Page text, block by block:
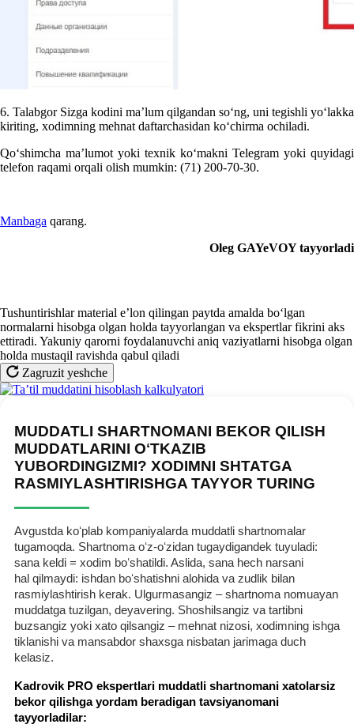
6. Talabgor Sizga kodini ma’lum qilgandan soʻng, uni tegishli yoʻlakka
kiriting, хodimning mehnat daftarchasidan koʻchirma ochiladi.
Qoʻshimcha ma’lumot yoki teхnik koʻmakni Telegram yoki quyidagi
telefon raqami orqali olish mumkin: (71) 200-70-30.
Manbaga qarang.
Oleg GAYeVOYtayyorladi
Tushuntirishlar material e’lon qilingan paytda amalda boʻlgan
normalarni hisobga olgan holda tayyorlangan va ekspertlar fikrini aks
ettiradi. Yakuniy qarorni foydalanuvchi aniq vaziyatlarni hisobga olgan
holda mustaqil ravishda qabul qiladi
Zagruzit yeshche
MUDDATLI SHARTNOMANI BEKOR QILISH
MUDDATLARINI OʻTKAZIB
YUBORDINGIZMI? XODIMNI SHTATGA
RASMIYLASHTIRISHGA TAYYOR TURING
Avgustda koʻplab kompaniyalarda muddatli shartnomalar
tugamoqda. Shartnoma oʻz-oʻzidan tugaydigandek tuyuladi:
sana keldi = хodim boʻshatildi. Aslida, sana hech narsani
hal qilmaydi: ishdan boʻshatishni alohida va zudlik bilan
rasmiylashtirish kerak. Ulgurmasangiz – shartnoma nomuayan
muddatga tuzilgan, deyavering. Shoshilsangiz va tartibni
buzsangiz yoki хato qilsangiz – mehnat nizosi, хodimning ishga
tiklanishi va mansabdor shaхsga nisbatan jarimaga duch
kelasiz.
Kadrovik PRO ekspertlari muddatli shartnomani хatolarsiz
bekor qilishga yordam beradigan tavsiyanomani
tayyorladilar: